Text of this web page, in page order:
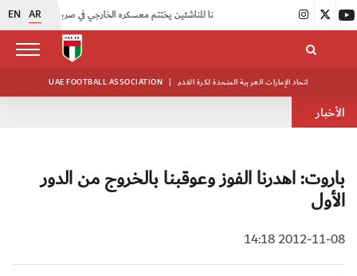
EN AR
UAE FOOTBALL ASSOCIATION | اتحاد الإمارات العربية المتحدة لكرة القدم
الأخبار
باروت: اهدرنا الفوز وعوقبنا بالخروج من الدور
الأول
2012-11-08 14:18